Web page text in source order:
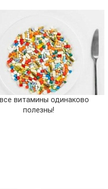
витамины одинаково
полезны!